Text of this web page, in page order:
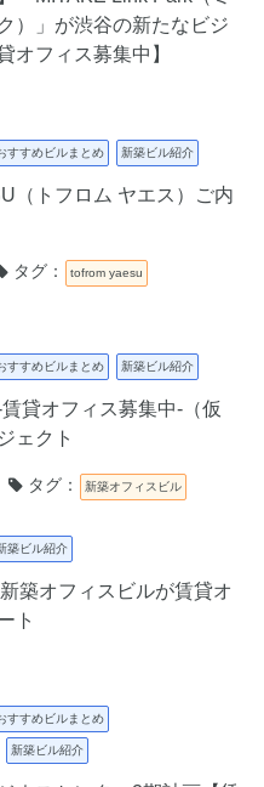
）」が渋谷の新たなビジ
オフィス募集中】
すすめビルまとめ 新築ビル紹介
（トフロム ヤエス）ご内
タグ： tofrom yaesu
すすめビルまとめ 新築ビル紹介
貸オフィス募集中‐（仮
ェクト
タグ： 新築オフィスビル
築ビル紹介
築オフィスビルが賃貸オ
ト
すすめビルまとめ
新築ビル紹介